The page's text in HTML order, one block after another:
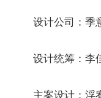
设计公司：季
设计统筹：李
主案设计：浮